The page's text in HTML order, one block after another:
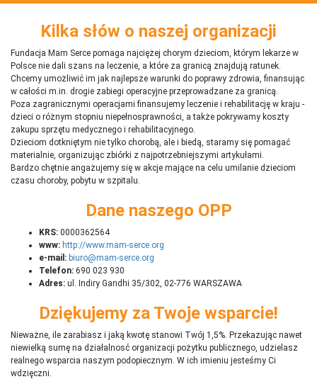
Kilka słów o naszej organizacji
Fundacja Mam Serce pomaga najciężej chorym dzieciom, którym lekarze w
Polsce nie dali szans na leczenie, a które za granicą znajdują ratunek.
Chcemy umożliwić im jak najlepsze warunki do poprawy zdrowia, finansując
w całości m.in. drogie zabiegi operacyjne przeprowadzane za granicą.
Poza zagranicznymi operacjami finansujemy leczenie i rehabilitację w kraju -
dzieci o różnym stopniu niepełnosprawności, a także pokrywamy koszty
zakupu sprzętu medycznego i rehabilitacyjnego.
Dzieciom dotkniętym nie tylko chorobą, ale i biedą, staramy się pomagać
materialnie, organizując zbiórki z najpotrzebniejszymi artykułami.
Bardzo chętnie angażujemy się w akcje mające na celu umilanie dzieciom
czasu choroby, pobytu w szpitalu.
Dane naszego OPP
KRS: 0000362564
www: http://www.mam-serce.org
e-mail: biuro@mam-serce.org
Telefon: 690 023 930
Adres: ul. Indiry Gandhi 35/302, 02-776 WARSZAWA
Dziękujemy za Twoje wsparcie!
Nieważne, ile zarabiasz i jaką kwotę stanowi Twój 1,5%. Przekazując nawet
niewielką sumę na działalnosć organizacji pożytku publicznego, udzielasz
realnego wsparcia naszym podopiecznym. W ich imieniu jesteśmy Ci
wdzięczni.